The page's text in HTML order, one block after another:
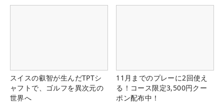
スイスの叡智が生んだTPTシ
ャフトで、ゴルフを異次元の
世界へ
11月までのプレーに2回使え
る！コース限定3,500円クー
ポン配布中！